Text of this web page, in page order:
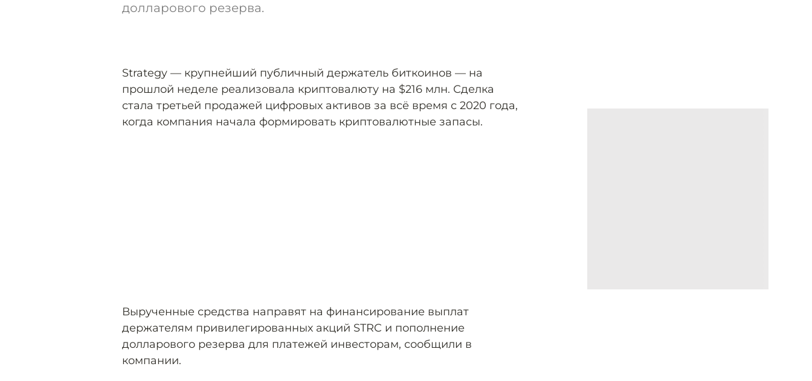
долларового резерва.
Strategy — крупнейший публичный держатель биткоинов — на
прошлой неделе реализовала криптовалюту на $216 млн. Сделка
стала третьей продажей цифровых активов за всё время с 2020 года,
когда компания начала формировать криптовалютные запасы.
Вырученные средства направят на финансирование выплат
держателям привилегированных акций STRC и пополнение
долларового резерва для платежей инвесторам, сообщили в
компании.